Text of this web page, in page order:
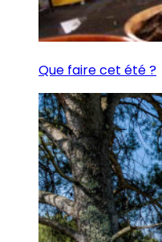
Que faire cet été ?